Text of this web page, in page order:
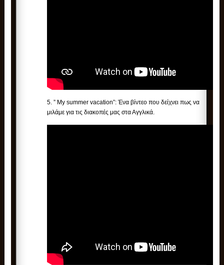
5. ” My summer vacation”: Ένα βίντεο που δείχνει πως να
μιλάμε για τις διακοπές μας στα Αγγλικά.